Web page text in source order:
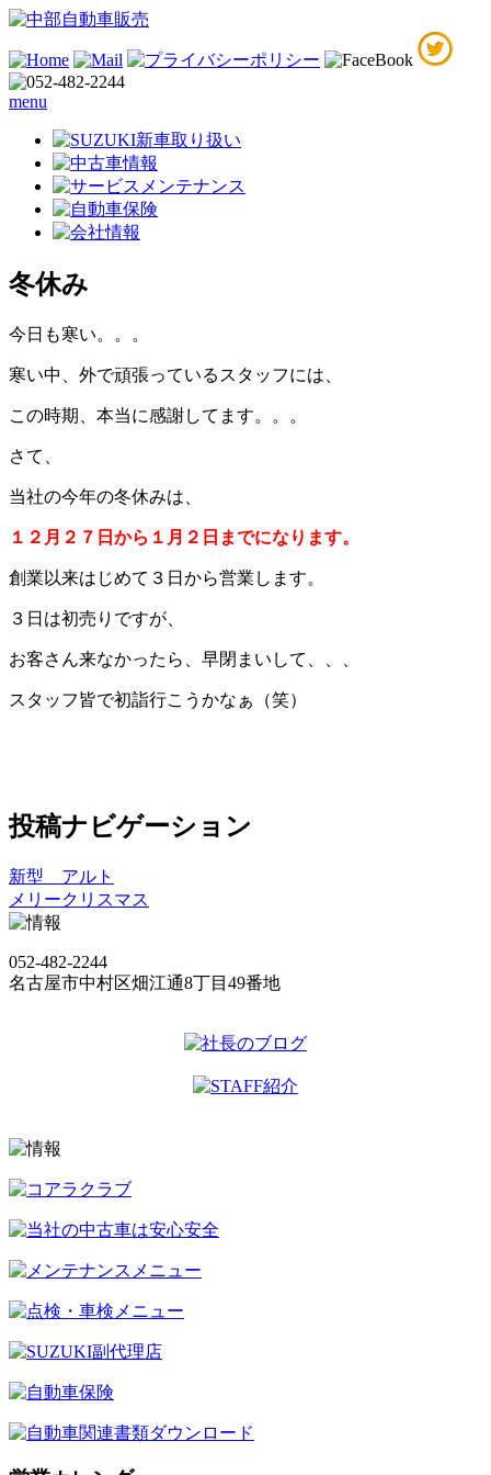
menu
冬休み
今日も寒い。。。
寒い中、外で頑張っているスタッフには、
この時期、本当に感謝してます。。。
さて、
当社の今年の冬休みは、
１２月２７日から１月２日までになります。
創業以来はじめて３日から営業します。
３日は初売りですが、
お客さん来なかったら、早閉まいして、、、
スタッフ皆で初詣行こうかなぁ（笑）
投稿ナビゲーション
新型 アルト
メリークリスマス
052-482-2244
名古屋市中村区畑江通8丁目49番地